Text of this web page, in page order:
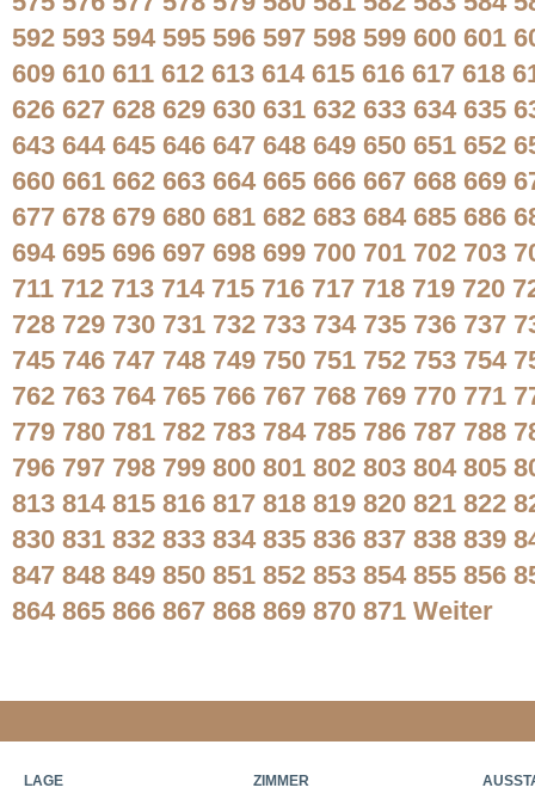
592 593 594 595 596 597 598 599 600 601
609 610 611 612 613 614 615 616 617 618
626 627 628 629 630 631 632 633 634 635
643 644 645 646 647 648 649 650 651 652
660 661 662 663 664 665 666 667 668 669
677 678 679 680 681 682 683 684 685 686
694 695 696 697 698 699 700 701 702 703
711 712 713 714 715 716 717 718 719 720
728 729 730 731 732 733 734 735 736 737
745 746 747 748 749 750 751 752 753 754
762 763 764 765 766 767 768 769 770 771
779 780 781 782 783 784 785 786 787 788
796 797 798 799 800 801 802 803 804 805
813 814 815 816 817 818 819 820 821 822
830 831 832 833 834 835 836 837 838 839
847 848 849 850 851 852 853 854 855 856
864 865 866 867 868 869 870 871 Weiter
LAGE
ZIMMER